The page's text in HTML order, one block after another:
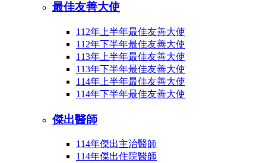
最佳友善大使
112年上半年最佳友善大使
112年下半年最佳友善大使
113年上半年最佳友善大使
113年下半年最佳友善大使
114年上半年最佳友善大使
114年下半年最佳友善大使
傑出醫師
114年傑出主治醫師
114年傑出住院醫師